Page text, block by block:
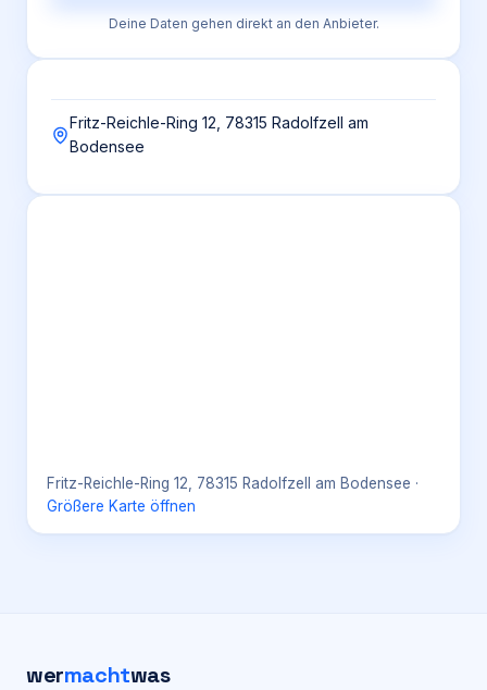
Deine Daten gehen direkt an den Anbieter.
Fritz-Reichle-Ring 12, 78315 Radolfzell am
Bodensee
Fritz-Reichle-Ring 12, 78315 Radolfzell am Bodensee ·
Größere Karte öffnen
wermachtwas